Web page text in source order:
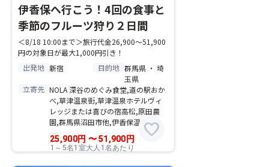
伊香保へ行こう！4回の食事と
季節のフルーツ狩り２日間
＜8/18 10:00まで＞旅行代金26,900～51,900
円の対象日が最大1,000円引き！
出発地 新宿 目的地 群馬県 ・ 埼
玉県
立寄先 NOLA 深谷のめぐみ食堂,道の駅おか
べ,草津温泉街,草津温泉ホテルヴィ
レッジまたは喜びの宿高松,原田農
園,群馬県沼田市他,伊香保温泉街
25,900円 〜51,900 円
1～5名1室大人1名あたり
favorite